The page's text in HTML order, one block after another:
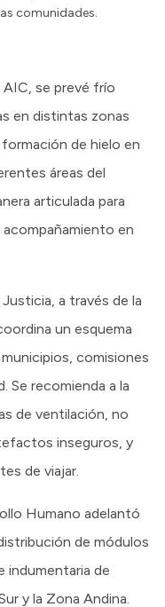
comunidades.
se prevé frío
en distintas zonas
de hielo en
áreas del
articulada para
en
a través de la
un esquema
comisiones
Se recomienda a la
de ventilación, no
inseguros, y
de viajar.
Humano adelantó
de módulos
indumentaria de
y la Zona Andina.